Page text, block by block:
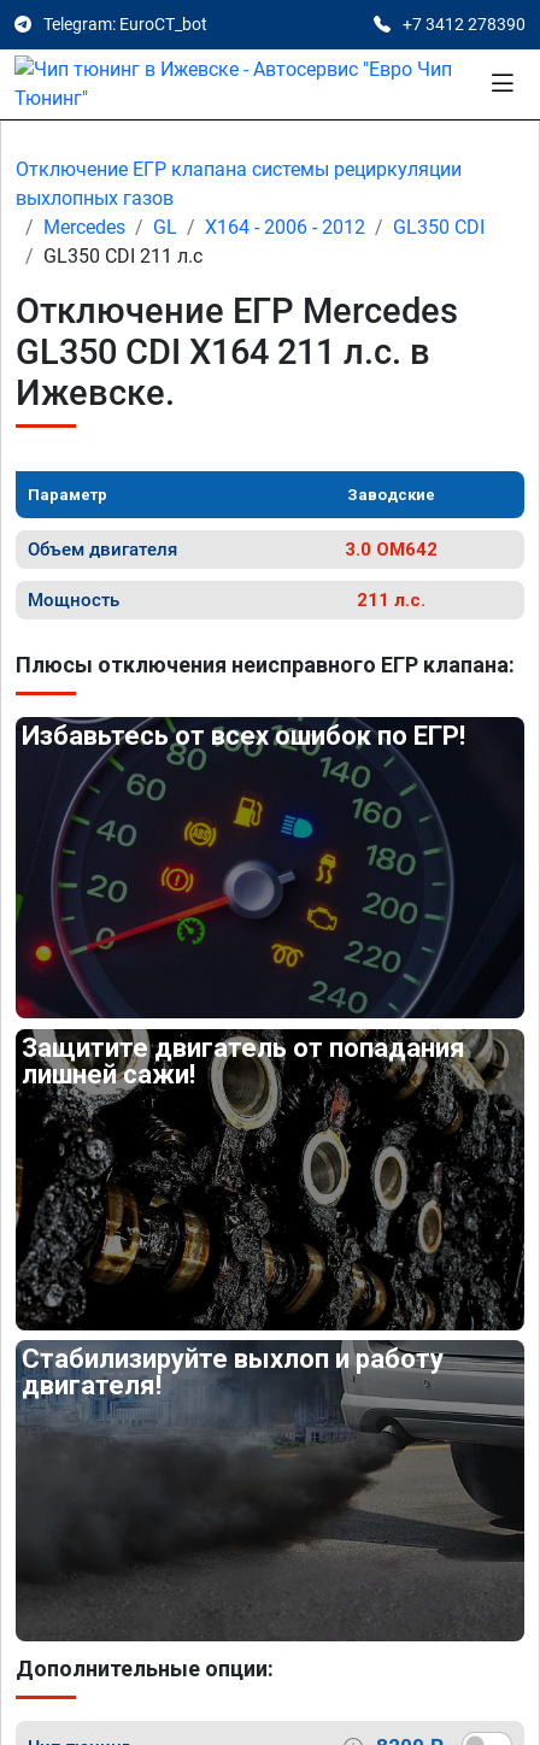
Telegram: EuroCT_bot +7 3412 278390
Отключение ЕГР клапана системы рециркуляции
выхлопных газов
Mercedes
GL X164 - 2006 - 2012
GL350 CDI
GL350 CDI 211 л.с
Отключение ЕГР Mercedes
GL350 CDI X164 211 л.с. в
Ижевске.
Параметр Заводские
Объем двигателя 3.0 OM642
Мощность 211 л.с.
Плюсы отключения неисправного ЕГР клапана:
Избавьтесь от всех ошибок по ЕГР!
Защитите двигатель от попадания
лишней сажи!
Стабилизируйте выхлоп и работу
двигателя!
Дополнительные опции: